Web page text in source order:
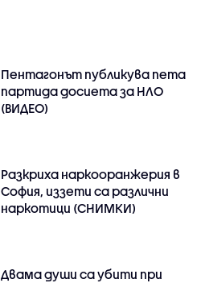
Пентагонът публикува пета
партида досиета за НЛО
(ВИДЕО)
Разкриха наркооранжерия в
София, иззети са различни
наркотици (СНИМКИ)
Двама души са убити при